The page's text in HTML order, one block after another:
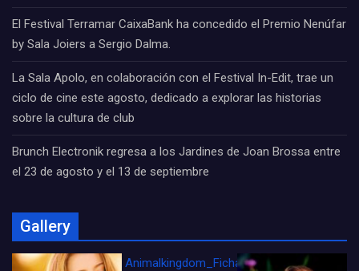
El Festival Terramar CaixaBank ha concedido el Premio Nenúfar
by Sala Joiers a Sergio Dalma.
La Sala Apolo, en colaboración con el Festival In-Edit, trae un
ciclo de cine este agosto, dedicado a explorar las historias
sobre la cultura de club
Brunch Electronik regresa a los Jardines de Joan Brossa entre
el 23 de agosto y el 13 de septiembre
Gallery
Animalkingdom_FichaCine